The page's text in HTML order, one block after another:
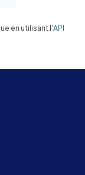
en utilisant l'API